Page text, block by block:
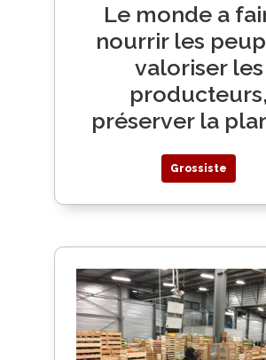
Le monde a
nourrir les
valoriser les
producteurs,
préserver la
Grossiste